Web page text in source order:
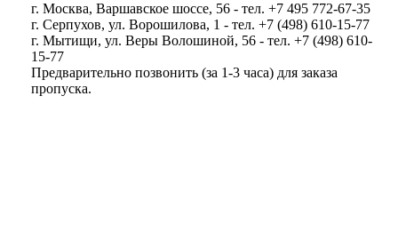
г. Москва, Варшавское шоссе, 56 - тел. +7 495 772-67-35
г. Серпухов, ул. Ворошилова, 1 - тел. +7 (498) 610-15-77
г. Мытищи, ул. Веры Волошиной, 56 - тел. +7 (498) 610-
15-77
Предварительно позвонить (за 1-3 часа) для заказа
пропуска.